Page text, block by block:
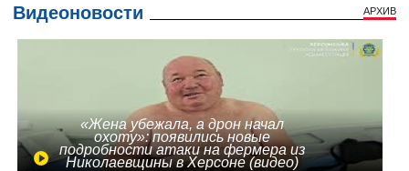
Видеоновости АРХИВ
«Жена убежала, а дрон начал
охоту»: появились новые
подробности атаки на фермера из
Николаевщины в Херсоне (видео)